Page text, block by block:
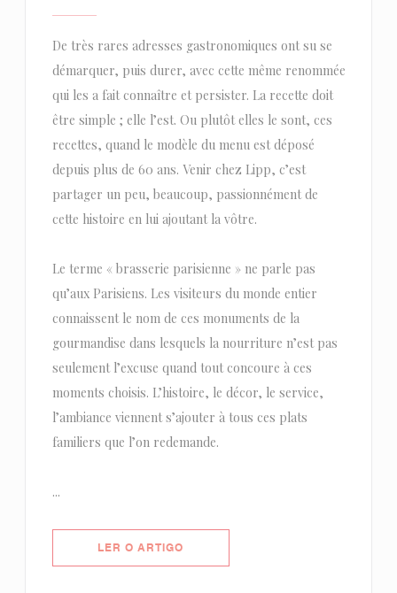
De très rares adresses gastronomiques ont su se
démarquer, puis durer, avec cette même renommée
qui les a fait connaître et persister. La recette doit
être simple ; elle l’est. Ou plutôt elles le sont, ces
recettes, quand le modèle du menu est déposé
depuis plus de 60 ans. Venir chez Lipp, c’est
partager un peu, beaucoup, passionnément de
cette histoire en lui ajoutant la vôtre.
Le terme « brasserie parisienne » ne parle pas
qu’aux Parisiens. Les visiteurs du monde entier
connaissent le nom de ces monuments de la
gourmandise dans lesquels la nourriture n’est pas
seulement l’excuse quand tout concoure à ces
moments choisis. L’histoire, le décor, le service,
l’ambiance viennent s’ajouter à tous ces plats
familiers que l’on redemande.
...
LER O ARTIGO